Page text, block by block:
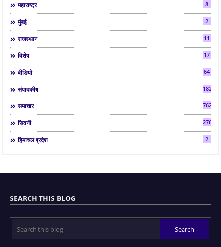
महाराष्ट्र 8
मुंबई 2
राजस्थान 11
विशेष 17
वीडियो 64
संपादकीय 182
समाचार 7624
सिवनी 2763
हिमाचल प्रदेश 2
SEARCH THIS BLOG